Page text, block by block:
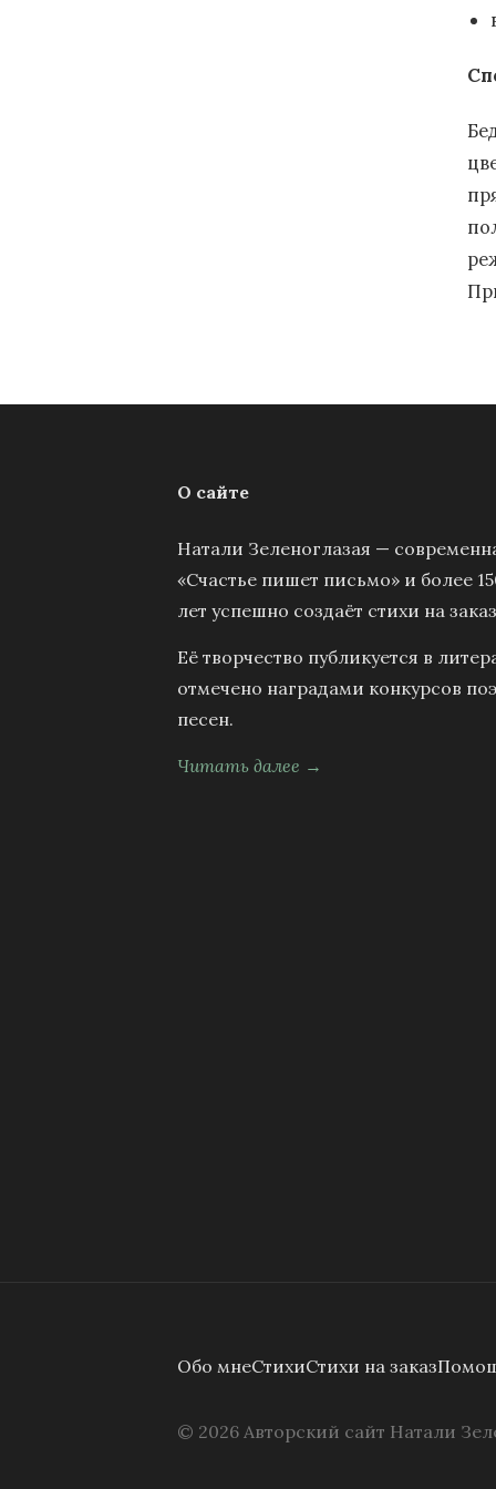
О сайте
Натали Зеленоглазая —
«Счастье пишет письмо» и более
лет успешно создаёт стихи на
Её творчество публикуется в
отмечено наградами конкурсов
песен.
Читать далее →
Обо мнеСтихиСтихи на заказ
© 2026 Авторский сайт Натали